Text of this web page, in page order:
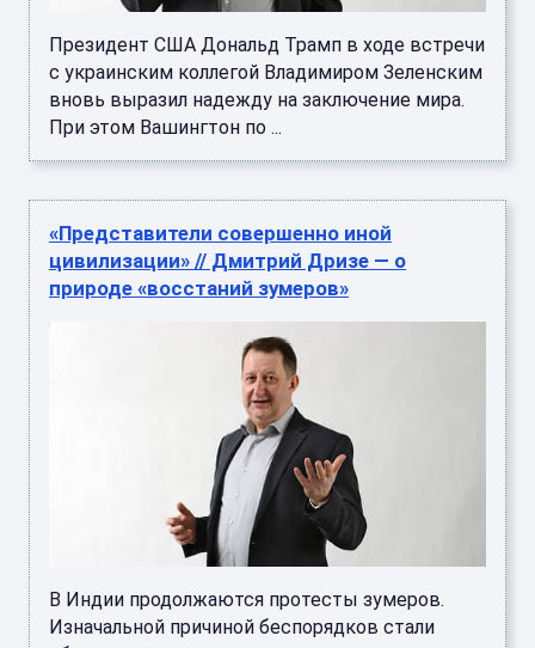
Президент США Дональд Трамп в ходе встречи
с украинским коллегой Владимиром Зеленским
вновь выразил надежду на заключение мира.
При этом Вашингтон по ...
«Представители совершенно иной
цивилизации» // Дмитрий Дризе — о
природе «восстаний зумеров»
В Индии продолжаются протесты зумеров.
Изначальной причиной беспорядков стали